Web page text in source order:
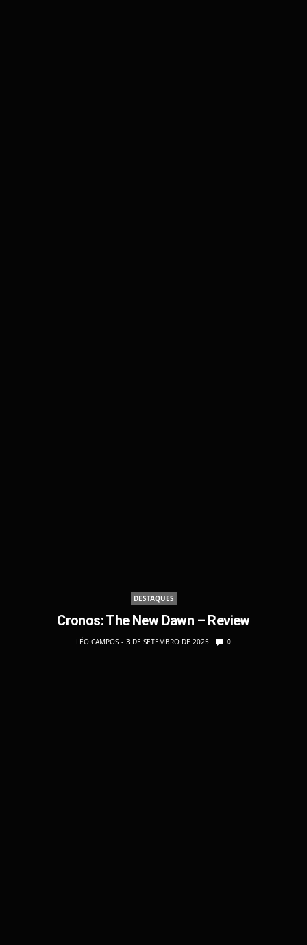
DESTAQUES
Cronos: The New Dawn – Review
LÉO CAMPOS 3 DE SETEMBRO DE 2025 0